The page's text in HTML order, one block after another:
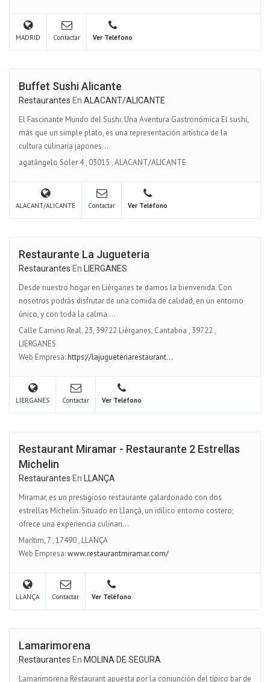
MADRID Contactar Ver Teléfono
Buffet Sushi Alicante
Restaurantes En ALACANT/ALICANTE
El Fascinante Mundo del Sushi: Una Aventura Gastronómica El sushi,
más que un simple plato, es una representación artística de la
cultura culinaria japones...
agatángelo Soler 4, 03015 ,ALACANT/ALICANTE
ALACANT/ALICANTE Contactar Ver Teléfono
Restaurante La Jugueteria
Restaurantes En LIERGANES
Desde nuestro hogar en Liérganes te damos la bienvenida. Con
nosotros podrás disfrutar de una comida de calidad, en un entorno
único, y con toda la calma ...
Calle Camino Real, 23, 39722 Liérganes, Cantabria , 39722 ,
LIERGANES
Web Empresa:https://lajugueteriarestaurant...
LIERGANES Contactar Ver Teléfono
Restaurant Miramar - Restaurante 2 Estrellas
Michelin
Restaurantes En LLANÇA
Miramar, es un prestigioso restaurante galardonado con dos
estrellas Michelin. Situado en Llançá, un idílico entorno costero;
ofrece una experiencia culinari...
Marítim, 7,17490, LLANÇA
Web Empresa:www.restaurantmiramar.com/
LLANÇA Contactar Ver Teléfono
Lamarimorena
Restaurantes En MOLINA DE SEGURA
Lamarimorena Restaurant apuesta por la conjunción del típico bar de